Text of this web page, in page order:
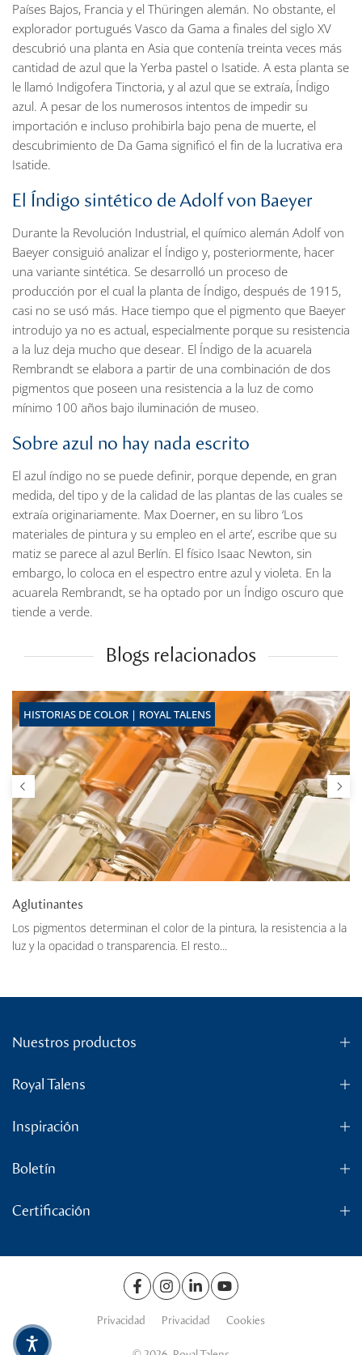
Países Bajos, Francia y el Thüringen alemán. No obstante, el
explorador portugués Vasco da Gama a finales del siglo XV
descubrió una planta en Asia que contenía treinta veces más
cantidad de azul que la Yerba pastel o Isatide. A esta planta se
le llamó Indigofera Tinctoria, y al azul que se extraía, Índigo
azul. A pesar de los numerosos intentos de impedir su
importación e incluso prohibirla bajo pena de muerte, el
descubrimiento de Da Gama significó el fin de la lucrativa era
Isatide.
El Índigo sintético de Adolf von Baeyer
Durante la Revolución Industrial, el químico alemán Adolf von
Baeyer consiguió analizar el Índigo y, posteriormente, hacer
una variante sintética. Se desarrolló un proceso de
producción por el cual la planta de Índigo, después de 1915,
casi no se usó más. Hace tiempo que el pigmento que Baeyer
introdujo ya no es actual, especialmente porque su resistencia
a la luz deja mucho que desear. El Índigo de la acuarela
Rembrandt se elabora a partir de una combinación de dos
pigmentos que poseen una resistencia a la luz de como
mínimo 100 años bajo iluminación de museo.
Sobre azul no hay nada escrito
El azul índigo no se puede definir, porque depende, en gran
medida, del tipo y de la calidad de las plantas de las cuales se
extraía originariamente. Max Doerner, en su libro ‘Los
materiales de pintura y su empleo en el arte’, escribe que su
matiz se parece al azul Berlín. El físico Isaac Newton, sin
embargo, lo coloca en el espectro entre azul y violeta. En la
acuarela Rembrandt, se ha optado por un Índigo oscuro que
tiende a verde.
Blogs relacionados
HISTORIAS DE COLOR | ROYAL TALENS
Aglutinantes
Los pigmentos determinan el color de la pintura, la resistencia a la
luz y la opacidad o transparencia. El resto...
Nuestros productos
Royal Talens
Inspiración
Boletín
Certificación
Privacidad Privacidad Cookies